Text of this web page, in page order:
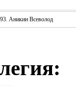
Аникин Всеволод